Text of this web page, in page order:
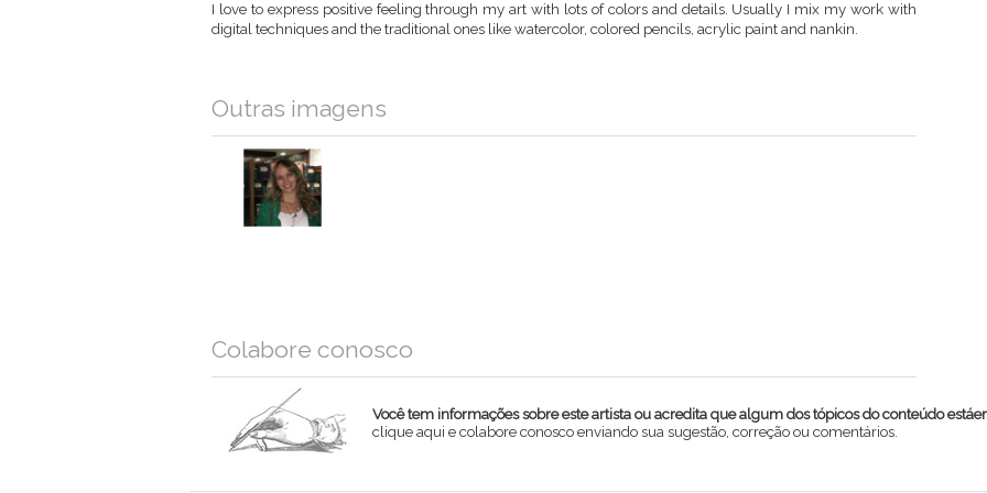
I love to express positive feeling through my art with lots of colors and details. Usually I mix my work with
digital techniques and the traditional ones like watercolor, colored pencils, acrylic paint and nankin.
Outras imagens
Colabore conosco
Você tem informações sobre este artista ou acredita que algum dos tópicos do conteúdo
clique aqui e colabore conosco enviando sua sugestão, correção ou comentários.